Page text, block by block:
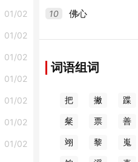
01/02
01/02
01/02
01/02
01/02
01/02
01/02
10 佛心
词语组词
把 撇 蹀
粲 票 善
翊 黎 嵬